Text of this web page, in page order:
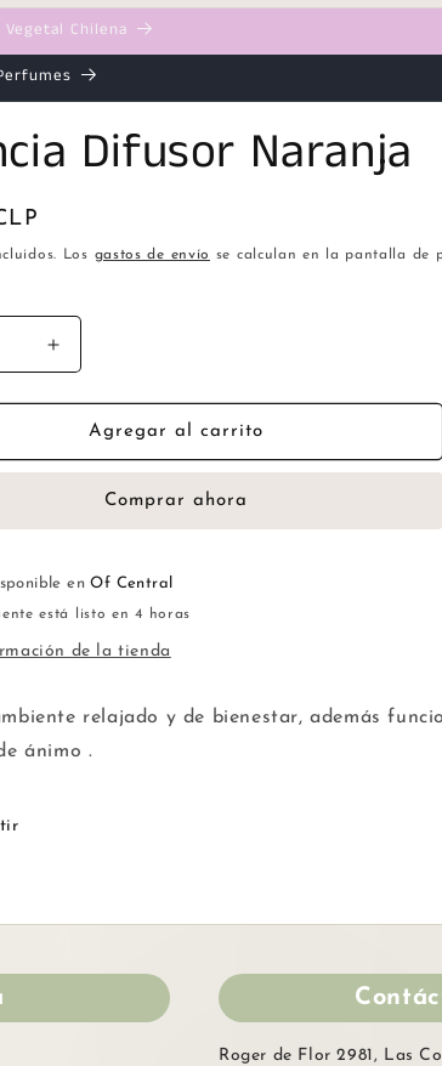
Chilena
Difusor Naranja
Los gastos de envío se calculan en la pantalla de
Aumentar
cantidad
para
Esencia
Difusor
Agregar al carrito
Comprar ahora
enOf Central
está listo en 4 horas
de la tienda
relajado y de bienestar, además
ánimo .
Roger de Flor 2981, Las